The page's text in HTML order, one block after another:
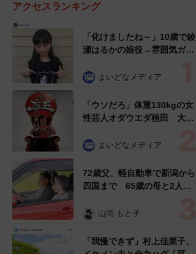
アクセスランキング
「化けましたね～」10歳で綾
瀬はるかの娘役→雰囲気ガラ
雰囲気が」「宝塚に入れそ
まいどなメディア
「ウソだろ」体重130kgの女
性芸人オダウエダ植田 大学
で」 まいどなメディア
72歳父、軽自動車で新潟から
四国まで 65歳の母と2人で
憩まで分刻み… 「大学生で
山岡 もと子
「我慢できず」村上佳菜子、